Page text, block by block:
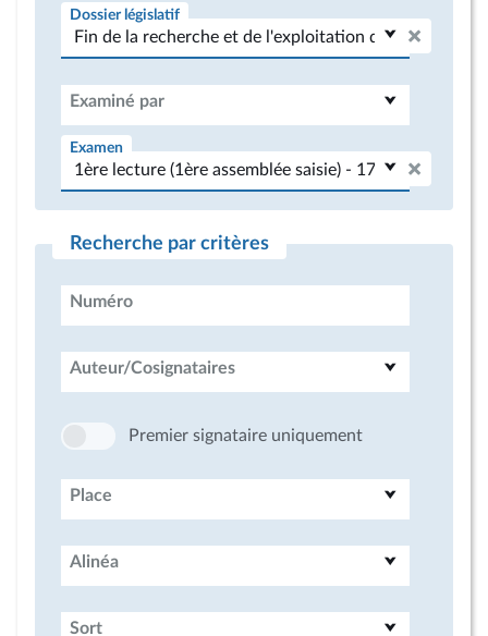
Dossier législatif
Examiné par
Examen
Recherche par critères
Numéro
Auteur/Cosignataires
Premier signataire uniquement
Place
Alinéa
Sort